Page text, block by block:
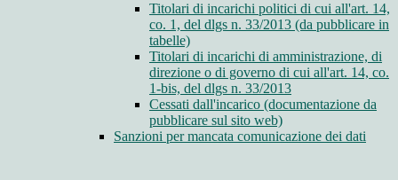
Titolari di incarichi politici di cui all'art. 14,
co. 1, del dlgs n. 33/2013 (da pubblicare in
tabelle)
Titolari di incarichi di amministrazione, di
direzione o di governo di cui all'art. 14, co.
1-bis, del dlgs n. 33/2013
Cessati dall'incarico (documentazione da
pubblicare sul sito web)
Sanzioni per mancata comunicazione dei dati